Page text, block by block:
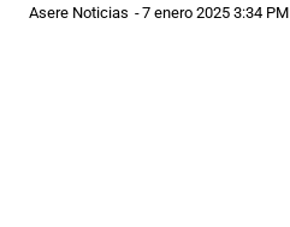
Asere Noticias -7 enero 2025 3:34 PM